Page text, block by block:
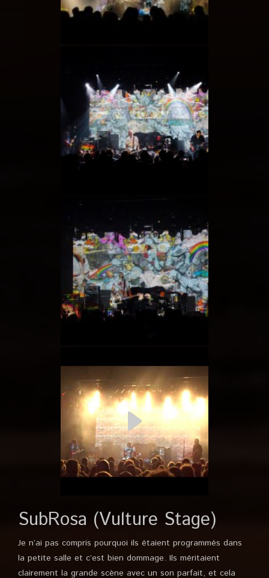
SubRosa (Vulture Stage)
Je n’ai pas compris pourquoi ils étaient programmés dans
la petite salle et c’est bien dommage. Ils méritaient
clairement la grande scène avec un son parfait, et cela